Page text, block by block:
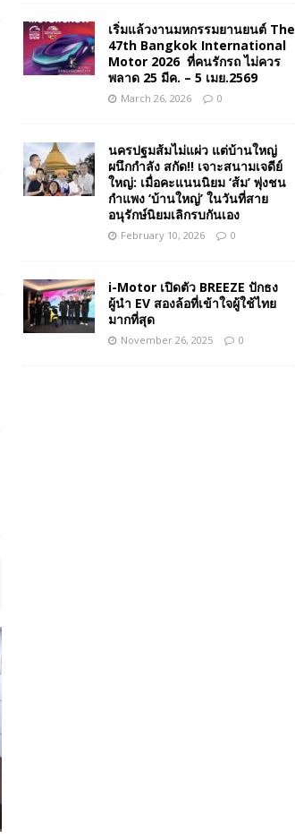
เริ่มแล้วงานมหกรรมยานยนต์ The
47th Bangkok International
Motor 2026 ที่คนรักรถ ไม่ควร
พลาด 25 มีค. – 5 เมย.2569
March 26, 2026 0
นครปฐมส้มไม่แผ่ว แต่บ้านใหญ่
ผนึกกำลัง สกัด!! เจาะสนามเจดีย์
ใหญ่: เมื่อคะแนนนิยม ‘ส้ม’ พุ่งชน
กำแพง ‘บ้านใหญ่’ ในวันที่สาย
อนุรักษ์นิยมเลิกรบกันเอง
February 10, 2026 0
i-Motor เปิดตัว BREEZE ปักธง
ผู้นำ EV สองล้อที่เข้าใจผู้ใช้ไทย
มากที่สุด
November 26, 2025 0